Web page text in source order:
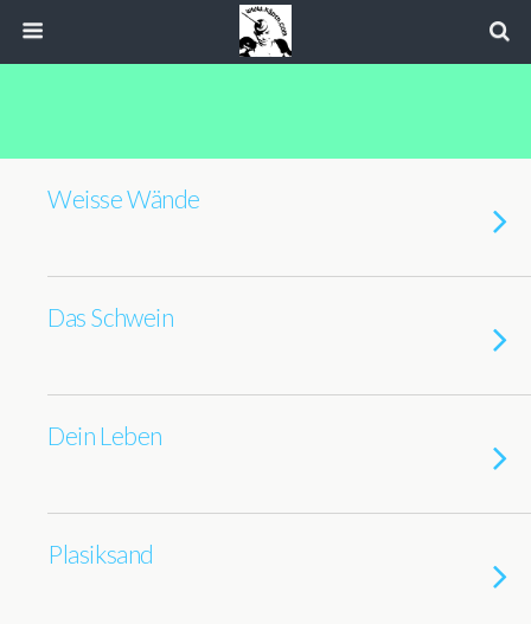
Weisse Wände
Das Schwein
Dein Leben
Plasiksand